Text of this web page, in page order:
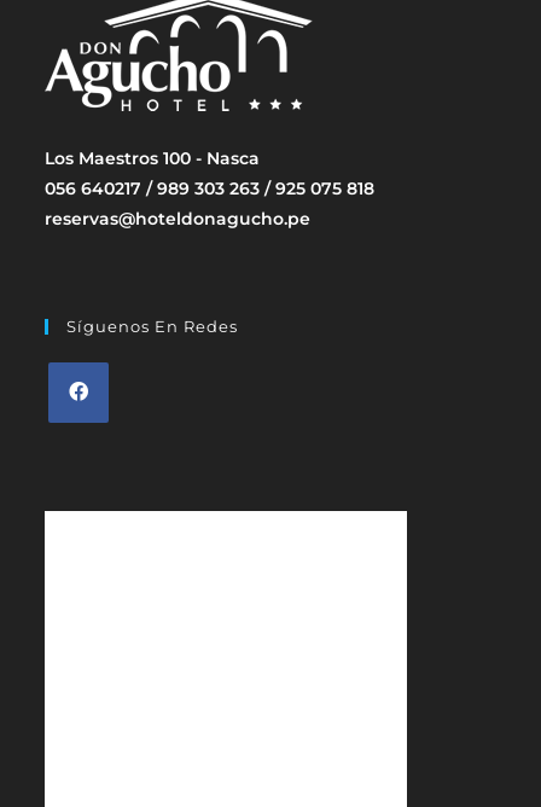
Los Maestros 100 - Nasca
056 640217 / 989 303 263 / 925 075 818
reservas@hoteldonagucho.pe
Síguenos En Redes